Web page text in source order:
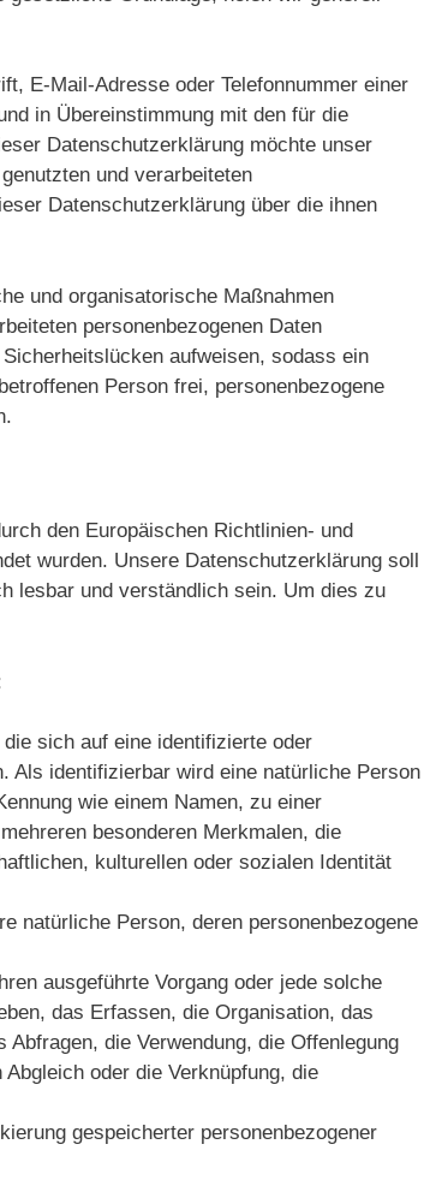
E-Mail-Adresse oder Telefonnummer einer
in Übereinstimmung mit den für die
Datenschutzerklärung möchte unser
und verarbeiteten
Datenschutzerklärung über die ihnen
und organisatorische Maßnahmen
personenbezogenen Daten
aufweisen, sodass ein
Person frei, personenbezogene
den Europäischen Richtlinien- und
wurden. Unsere Datenschutzerklärung soll
lesbar und verständlich sein. Um dies zu
sich auf eine identifizierte oder
Als identifizierbar wird eine natürliche Person
wie einem Namen, zu einer
besonderen Merkmalen, die
kulturellen oder sozialen Identität
natürliche Person, deren personenbezogene
ausgeführte Vorgang oder jede solche
das Erfassen, die Organisation, das
die Verwendung, die Offenlegung
oder die Verknüpfung, die
gespeicherter personenbezogener